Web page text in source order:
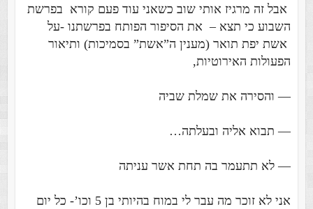
אבל זה מרגיז אותי שוב כשאני עוד פעם קורא בפרשת
השבוע כי תצא – את הסיפור הפותח בפרשתנו -על
אשת יפת תואר (מענין ה”אשת” בסמיכות) ותיאור
הפעולות האירוטיות,
— והסירה את שמלת שביה
— תבוא אליה ובעלתה…
— לא תתעמר בה תחת אשר עניתה
אני לא זוכר מה עבר לי במוח בהיותי בן 5 וכו’- כל יום